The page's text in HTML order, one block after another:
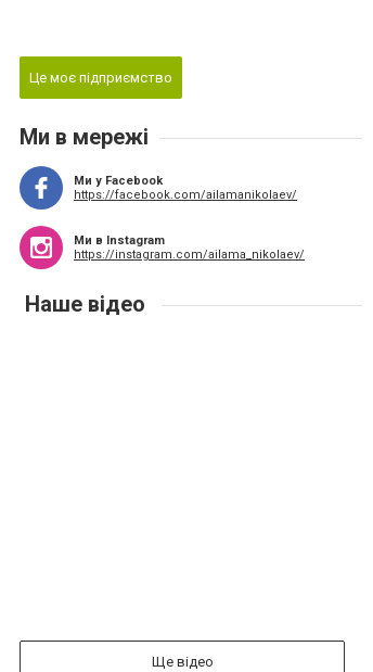
Це моє підприємство
Ми в мережі
Ми у Facebook
https://facebook.com/ailamanikolaev/
Ми в Instagram
https://instagram.com/ailama_nikolaev/
Наше відео
Ще відео